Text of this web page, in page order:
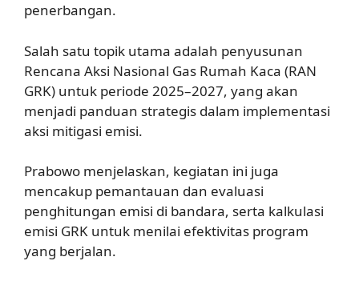
penerbangan.
Salah satu topik utama adalah penyusunan
Rencana Aksi Nasional Gas Rumah Kaca (RAN
GRK) untuk periode 2025–2027, yang akan
menjadi panduan strategis dalam implementasi
aksi mitigasi emisi.
Prabowo menjelaskan, kegiatan ini juga
mencakup pemantauan dan evaluasi
penghitungan emisi di bandara, serta kalkulasi
emisi GRK untuk menilai efektivitas program
yang berjalan.